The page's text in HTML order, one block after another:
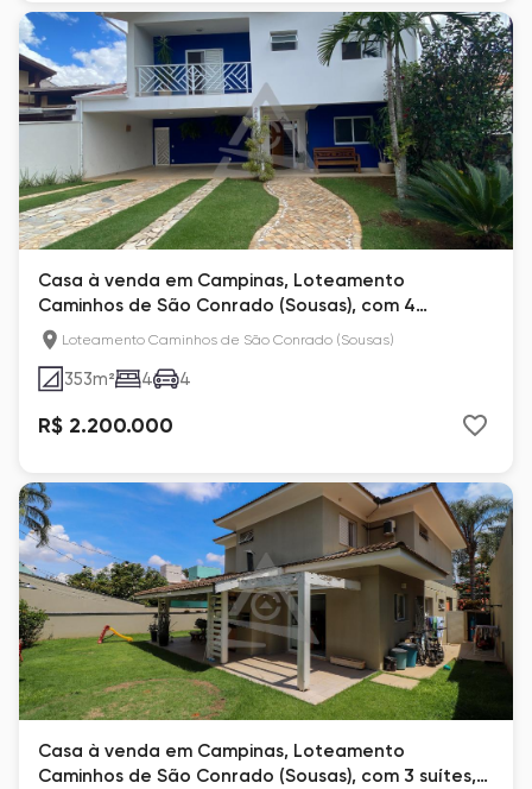
Casa à venda em Campinas, Loteamento
Caminhos de São Conrado (Sousas), com 4
quartos, com 353 m²
Loteamento Caminhos de São Conrado (Sousas)
353m² 4 4
R$ 2.200.000
Casa à venda em Campinas, Loteamento
Caminhos de São Conrado (Sousas), com 3 suítes,